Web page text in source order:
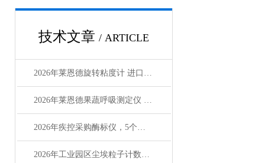
技术文章 / ARTICLE
2026年莱恩德旋转粘度计 进口国产对标选型指南
2026年莱恩德果蔬呼吸测定仪 检测效率较传统方式提8倍
2026年疾控采购酶标仪，5个成本维度要算清
2026年工业园区尘埃粒子计数器选型实用指南